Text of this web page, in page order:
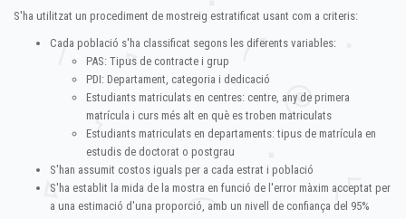
S'ha utilitzat un procediment de mostreig estratificat usant com a criteris:
Cada població s'ha classificat segons les diferents variables:
PAS: Tipus de contracte i grup
PDI: Departament, categoria i dedicació
Estudiants matriculats en centres: centre, any de primera
matrícula i curs més alt en què es troben matriculats
Estudiants matriculats en departaments: tipus de matrícula en
estudis de doctorat o postgrau
S'han assumit costos iguals per a cada estrat i població
S'ha establit la mida de la mostra en funció de l'error màxim acceptat per
a una estimació d'una proporció, amb un nivell de confiança del 95%